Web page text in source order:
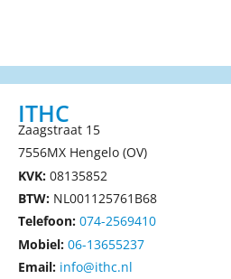
ITHC
Zaagstraat 15
7556MX Hengelo (OV)
KVK: 08135852
BTW: NL001125761B68
Telefoon: 074-2569410
Mobiel: 06-13655237
Email: info@ithc.nl